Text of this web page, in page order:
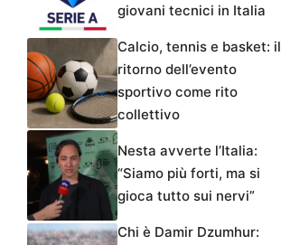
giovani tecnici in Italia
Calcio, tennis e basket: il
ritorno dell’evento
sportivo come rito
collettivo
Nesta avverte l’Italia:
“Siamo più forti, ma si
gioca tutto sui nervi”
Chi è Damir Dzumhur: